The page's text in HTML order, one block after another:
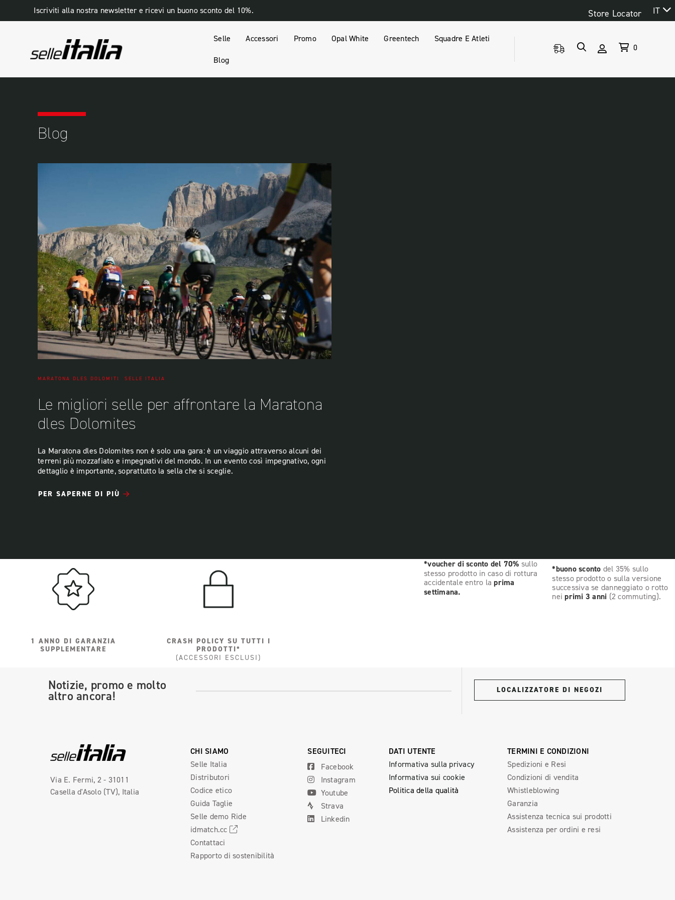
Iscriviti alla nostra newsletter e ricevi un buono sconto del 10%. Store Locator IT
Selle Accessori Promo Opal White Greentech Squadre E Atleti
Blog
0
Blog
MARATONA DLES DOLOMITI SELLE ITALIA
Le migliori selle per affrontare la Maratona
dles Dolomites
La Maratona dles Dolomites non è solo una gara: è un viaggio attraverso alcuni dei
terreni più mozzafiato e impegnativi del mondo. In un evento così impegnativo, ogni
dettaglio è importante, soprattutto la sella che si sceglie.
PER SAPERNE DI PIÙ
1 ANNO DI GARANZIA
SUPPLEMENTARE
CRASH POLICY SU TUTTI I
PRODOTTI*
(ACCESSORI ESCLUSI)
*voucher di sconto del 70% sullo
stesso prodotto in caso di rottura
accidentale entro laprima
settimana.
*buono sconto del 35% sullo
stesso prodotto o sulla versione
successiva se danneggiato o rotto
neiprimi 3 anni (2 commuting).
Notizie, promo e molto
altro ancora! LOCALIZZATORE DI NEGOZI
Via E. Fermi, 2 - 31011
Casella d'Asolo (TV), Italia
SEGUITECI
Facebook
Instagram
Youtube
Strava
Linkedin
CHI SIAMO
Selle Italia
Distributori
Codice etico
Guida Taglie
Selle demo Ride
idmatch.cc
Contattaci
Rapporto di sostenibilità
DATI UTENTE
Informativa sulla privacy
Informativa sui cookie
Politica della qualità
TERMINI E CONDIZIONI
Spedizioni e Resi
Condizioni di vendita
Whistleblowing
Garanzia
Assistenza tecnica sui prodotti
Assistenza per ordini e resi